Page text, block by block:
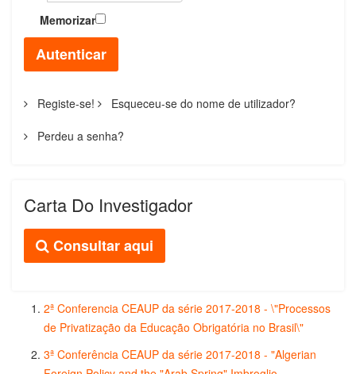
Memorizar
Autenticar
Registe-se! Esqueceu-se do nome de utilizador?
Perdeu a senha?
Carta Do Investigador
Consultar aqui
2ª Conferencia CEAUP da série 2017-2018 - \"Processos
de Privatização da Educação Obrigatória no Brasil\"
3ª Conferência CEAUP da série 2017-2018 - "Algerian